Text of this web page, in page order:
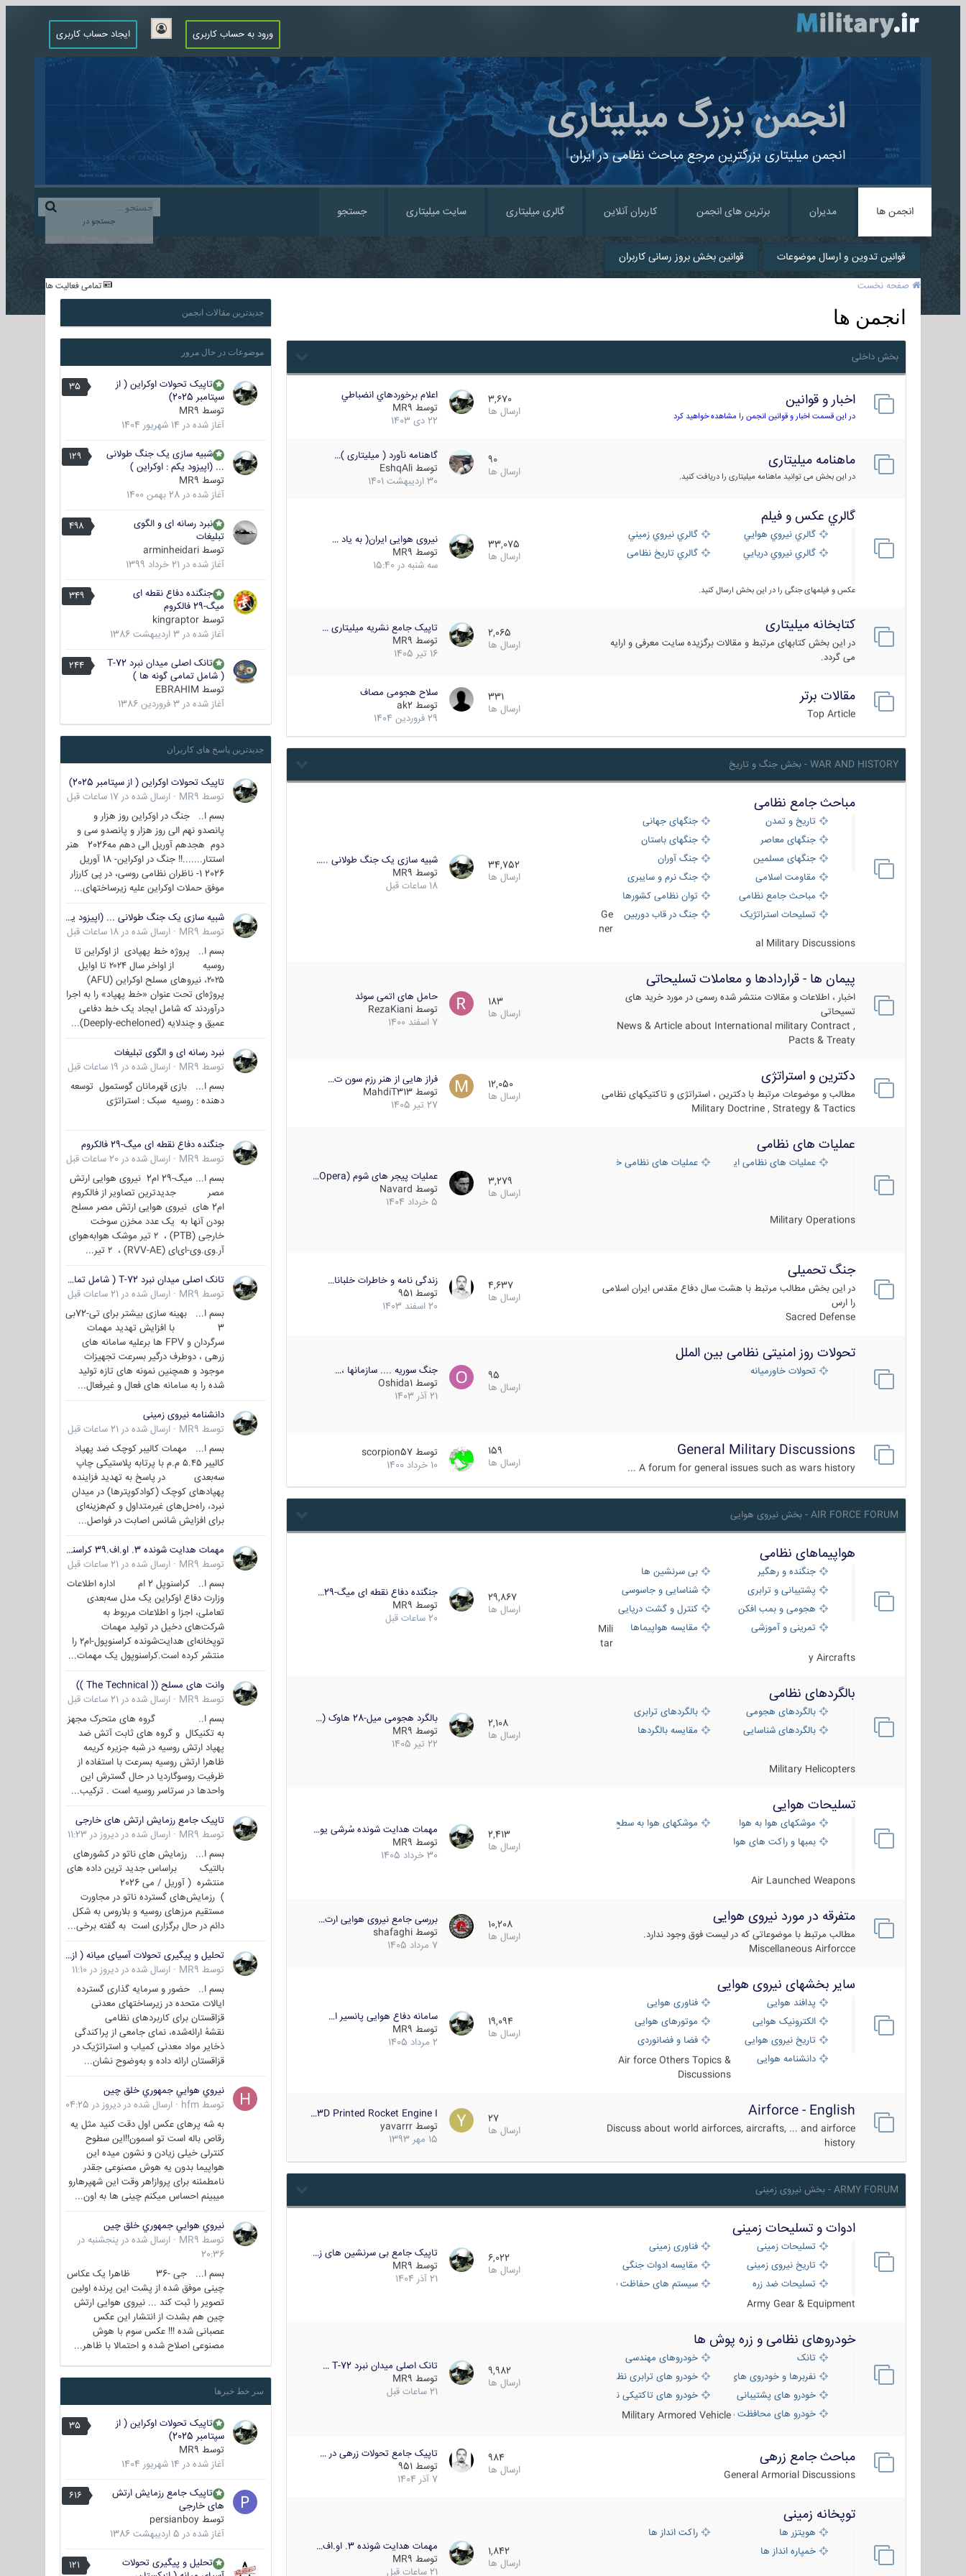
ورود به حساب کاربری ایجاد حساب کاربری
انجمن بزرگ میلیتاری
انجمن میلیتاری بزرگترین مرجع مباحث نظامی در ایران
جستجو در
انجمن ها مدیران برترین های انجمن کاربران آنلاین گالری میلیتاری سایت میلیتاری جستجو
قوانین تدوین و ارسال موضوعات قوانین بخش بروز رسانی کاربران
تمامی فعالیت ها صفحه نخست
انجمن ها
بخش داخلی
اخبار و قوانین
در این قسمت اخبار و قوانین انجمن را مشاهده خواهید کرد
3,670
ارسال ها
اعلام برخوردهاي انضباطي
توسط MR9
22 دی 1403
ماهنامه میلیتاری
در این بخش می توانید ماهنامه میلیتاری را دریافت کنید.
90
ارسال ها
گاهنامه نآورد ( میلیتاری )…
توسط EshqAli
30 اردیبهشت 1401
گالري عكس و فيلم
گالري نيروي هوايي
گالري نيروي زميني
گالري نيروي دريايي
گالري تاریخ نظامی
عکس و فیلمهای جنگی را در این بخش ارسال کنید.
33,075
ارسال ها
نیروی هوایی ایران( به یاد …
توسط MR9
سه شنبه در 15:40
کتابخانه میلیتاری
در این بخش کتابهای مرتبط و مقالات برگزیده سایت معرفی و ارایه
می گردد.
2,065
ارسال ها
تاپیک جامع نشریه میلیتاری …
توسط MR9
16 تیر 1405
مقالات برتر
Top Article
331
ارسال ها
سلاح هجومی مصاف
توسط ak2
29 فروردین 1404
WAR AND HISTORY - بخش جنگ و تاریخ
مباحث جامع نظامی
تاریخ و تمدن
جنگهای جهانی
جنگهای معاصر
جنگهای باستان
جنگهای مسلمین
جنگ آوران
مقاومت اسلامی
جنگ نرم و سایبری
مباحث جامع نظامی
توان نظامی کشورها
تسلیحات استراتژیک
جنگ در قاب دوربین
Ge
ner
al Military Discussions
34,752
ارسال ها
شبیه سازی یک جنگ طولانی ..…
توسط MR9
18 ساعات قبل
پیمان ها - قراردادها و معاملات تسلیحاتی
اخبار ، اطلاعات و مقالات منتشر شده رسمی در مورد خرید های
تسیحاتی
News & Article about International military Contract ,
Pacts & Treaty
183
ارسال ها
حامل های اتمی سوئد
توسط RezaKiani
7 اسفند 1400
دکترین و استراتژی
مطالب و موضوعات مرتبط با دکترین ، استراتژی و تاکتیکهای نظامی
Military Doctrine , Strategy & Tactics
12,050
ارسال ها
فراز هایی از هنر رزم سون ت…
توسط MahdiT313
27 تیر 1405
عملیات های نظامی
عملیات های نظامی ایران عملیات های نظامی خارجی
Military Operations
3,279
ارسال ها
عملیات پیجر های شوم (Opera…
توسط Navard
5 خرداد 1404
جنگ تحمیلی
در این بخش مطالب مرتبط با هشت سال دفاع مقدس ایران اسلامی
را ارس
Sacred Defense
4,637
ارسال ها
زندگی نامه و خاطرات خلبانا…
توسط 951
20 اسفند 1403
تحولات روز امنیتی نظامی بین الملل
تحولات خاورمیانه
95
ارسال ها
جنگ سوریه .... سازمانها ،…
توسط Oshida1
21 آذر 1403
General Military Discussions
A forum for general issues such as wars history ...
159
ارسال ها
توسط scorpion57
10 خرداد 1400
AIR FORCE FORUM - بخش نیروی هوایی
هواپیماهای نظامی
جنگنده و رهگیر
بی سرنشین ها
پشتیبانی و ترابری
شناسایی و جاسوسی
هجومی و بمب افکن
کنترل و گشت دریایی
تمرینی و آموزشی
مقایسه هواپیماها
Mili
tar
y Aircrafts
29,867
ارسال ها
جنگنده دفاع نقطه ای میگ-29…
توسط MR9
20 ساعات قبل
بالگردهای نظامی
بالگردهای هجومی
بالگردهای ترابری
بالگردهای شناسایی
مقایسه بالگردها
Military Helicopters
2,108
ارسال ها
بالگرد هجومی میل-28 هاوک (…
توسط MR9
22 تیر 1405
تسلیحات هوایی
موشکهای هوا به هوا
موشکهای هوا به سطح
بمبها و راکت های هوایی
Air Launched Weapons
2,413
ارسال ها
مهمات هدایت شونده سُرشی یو…
توسط MR9
30 خرداد 1405
متفرقه در مورد نیروی هوایی
مطالب مرتبط با موضوعاتی که در لیست فوق وجود ندارد.
Miscellaneous Airforcce
10,208
ارسال ها
بررسی جامع نیروی هوایی ارت…
توسط shafaghi
7 مرداد 1405
سایر بخشهای نیروی هوایی
پدافند هوایی
فناوری هوایی
الکترونیک هوایی
موتورهای هوایی
تاریخ نیروی هوایی
فضا و فضانوردی
دانشنامه هوایی
Air force Others Topics &
Discussions
19,094
ارسال ها
سامانه دفاع هوایی پانسیر ا…
توسط MR9
2 مرداد 1405
Airforce - English
Discuss about world airforces, aircrafts, ... and airforce
history
27
ارسال ها
3D Printed Rocket Engine I…
توسط yavarrr
15 مهر 1393
ARMY FORUM - بخش نیروی زمینی
ادوات و تسلیحات زمینی
تسلیحات زمینی
فناوری زمینی
تاریخ نیروی زمینی
مقایسه ادوات جنگی
تسلیحات ضد زره
سیستم های حفاظت فعال
Army Gear & Equipment
6,022
ارسال ها
تاپیک جامع بی سرنشین های ز…
توسط MR9
21 آذر 1404
خودروهای نظامی و زره پوش ها
تانک
خودروهای مهندسی
نفربرها و خودروی های رزمی پیاده نظامخودرو های ترابری نظامی
خودرو های پشتیبانی آتش ، شناسایی و ضد تانک
خودرو های تاکتیکی نظامی
خودرو های محافظت شدهMilitary Armored Vehicle
9,982
ارسال ها
تانک اصلی میدان نبرد T-72 …
توسط MR9
21 ساعات قبل
مباحث جامع زرهی
General Armorial Discussions
984
ارسال ها
تاپیک جامع تحولات زرهی در …
توسط 951
7 آذر 1404
توپخانه زمینی
هویتزر ها
راکت انداز ها
خمپاره انداز ها
1,842
ارسال ها
مهمات هدایت شونده 3. او.اف…
توسط MR9
21 ساعات قبل
جدیدترین مقالات انجمن
موضوعات در حال مرور
35
تاپیک تحولات اوکراین ( از
سپتامبر 2025)
توسط MR9
آغاز شده در 14 شهریور 1404
129
شبیه سازی یک جنگ طولانی
... (اپیزود یکم : اوکراین )
توسط MR9
آغاز شده در 28 بهمن 1400
498
نبرد رسانه ای و الگوی
تبلیغات
توسط arminheidari
آغاز شده در 21 خرداد 1399
349
جنگنده دفاع نقطه ای
میگ-29 فالکروم
توسط kingraptor
آغاز شده در 3 اردیبهشت 1386
244
تانک اصلی میدان نبرد T-72
( شامل تمامی گونه ها )
توسط EBRAHIM
آغاز شده در 3 فروردین 1386
جدیدترین پاسخ های کاربران
تاپیک تحولات اوکراین ( از سپتامبر 2025)
توسط MR9
· ارسال شده در 17 ساعات قبل
بسم ا.. جنگ در اوکراین روز هزار و
پانصدو نهم الی روز هزار و پانصدو سی و
دوم هجدهم آوریل الی دهم مه2026 هنر
استتار.......!! جنگ در اوکراین- 18 آوریل
2026 1- ناظران نظامی روسی، در پی کارزار
موفق حملات اوکراین علیه زیرساختهای...
شبیه سازی یک جنگ طولانی ... (اپیزود یکم : اوکراین )
توسط MR9
· ارسال شده در 18 ساعات قبل
بسم ا.. پروژه خط پهپادی از اوکراین تا
روسیه از اواخر سال ۲۰۲۴ تا اوایل
۲۰۲۵، نیروهای مسلح اوکراین (AFU)
پروژه‌ای تحت عنوان «خط پهپاد» را به اجرا
درآوردند که شامل ایجاد یک خط دفاعی
عمیق و چندلایه (Deeply-echeloned)...
نبرد رسانه ای و الگوی تبلیغات
توسط MR9
· ارسال شده در 19 ساعات قبل
بسم ا... بازی قهرمانان گوستمول توسعه
دهنده : روسیه سبک : استراتژی
جنگنده دفاع نقطه ای میگ-29 فالکروم
توسط MR9
· ارسال شده در 20 ساعات قبل
بسم ا... میگ-29 ام2 نیروی هوایی ارتش
مصر جدیدترین تصاویر از فالکروم
ام2 های نیروی هوایی ارتش مصر مسلح
بودن آنها به یک عدد مخزن سوخت
خارجی (PTB) ، ۲ تیر موشک هوابه‌هوای
آر.وی.وی-ای‌ای (RVV-AE) ، ۲ تیر...
تانک اصلی میدان نبرد T-72 ( شامل تمامی گونه ها )
توسط MR9
· ارسال شده در 21 ساعات قبل
بسم ا... بهینه سازی بیشتر برای تی-72بی
3 با افزایش تهدید مهمات
سرگردان و FPV ها برعلیه سامانه های
زرهی ، دوطرف درگیر بسرعت تجهیزات
موجود و همچنین نمونه های تازه تولید
شده را به سامانه های فعال و غیرفعال...
دانشنامه نیروی زمینی
توسط MR9
· ارسال شده در 21 ساعات قبل
بسم ا... مهمات کالیبر کوچک ضد پهپاد
کالیبر ۵.۴۵ م.م با پرتابه پلاستیکی چاپ
سه‌بعدی در پاسخ به تهدید فزاینده
پهپادهای کوچک (کوادکوپترها) در میدان
نبرد، راه‌حل‌های غیرمتداول و کم‌هزینه‌ای
برای افزایش شانس اصابت در فواصل...
مهمات هدایت شونده 3. او.اف.39 کراسنوپل/بصیر( Krasnopol 3OF39 )
توسط MR9
· ارسال شده در 21 ساعات قبل
بسم ا.. کراسنوپل 2 ام اداره اطلاعات
وزارت دفاع اوکراین یک مدل سه‌بعدی
تعاملی، اجزا و اطلاعات مربوط به
شرکت‌های دخیل در تولید مهمات
توپخانه‌ای هدایت‌شونده کراسنوپول-ام۲ را
منتشر کرده است.کراسنوپول یک مهمات...
وانت های مسلح (( The Technical ))
توسط MR9
· ارسال شده در 21 ساعات قبل
بسم ا.. گروه های متحرک مجهز
به تکنیکال و گروه های ثابت آتش ضد
پهپاد ارتش روسیه در شبه جزیره کریمه
ظاهرا ارتش روسیه بسرعت با استفاده از
ظرفیت روسوگاردیا در حال گسترش این
واحدها در سرتاسر روسیه است . ترکیب...
تاپیک جامع رزمایش ارتش های خارجی
توسط MR9
· ارسال شده در دیروز در 11:23
بسم ا... رزمایش های ناتو در کشورهای
بالتیک براساس جدید ترین داده های
منتشره ( آوریل / می 2026
) رزمایش‌های گسترده ناتو در مجاورت
مستقیم مرزهای روسیه و بلاروس به شکل
دائم در حال برگزاری است به گفته برخی...
تحلیل و پیگیری تحولات آسیای میانه ( ازبکستان، تاجیکستان، ترکمنستان، قزاقستان و قرقیزستان )
توسط MR9
· ارسال شده در دیروز در 11:10
بسم ا.. حضور و سرمایه گذاری گسترده
ایالات متحده در زیرساختهای معدنی
قزاقستان برای کاربردهای نظامی
نقشهٔ ارائه‌شده، نمای جامعی از پراکندگی
ذخایر مواد معدنی کمیاب و استراتژیک در
قزاقستان ارائه داده و به‌وضوح نشان...
نيروي هوايي جمهوري خلق چين
توسط hfm
· ارسال شده در دیروز در 04:25
به شه پرهای عکس اول دقت کنید مثل یه
رقاص باله است تو اسمون!!این سطوح
کنترلی خیلی زیادن و نشون میده این
هواپیما بدون یه هوش مصنوعی جقدر
نامطمئنه برای پرواز!هر وقت این شهپرهارو
میبینم احساس میکنم چینی ها به اون...
نيروي هوايي جمهوري خلق چين
توسط MR9
· ارسال شده در پنجشنبه در
20:36
بسم ا... جی -36 ظاهرا یک عکاس
چینی موفق شده از پشت این پرنده اولین
تصویر را ثبت کند ... نیروی هوایی ارتش
چین هم بشدت از انتشار این عکس
عصبانی شده !!! عکس سوم با هوش
مصنوعی اصلاح شده و احتمالا با ظاهر...
سر خط خبرها
35
تاپیک تحولات اوکراین ( از
سپتامبر 2025)
توسط MR9
آغاز شده در 14 شهریور 1404
616
تاپیک جامع رزمایش ارتش
های خارجی
توسط persianboy
آغاز شده در 5 اردیبهشت 1386
121
تحلیل و پیگیری تحولات